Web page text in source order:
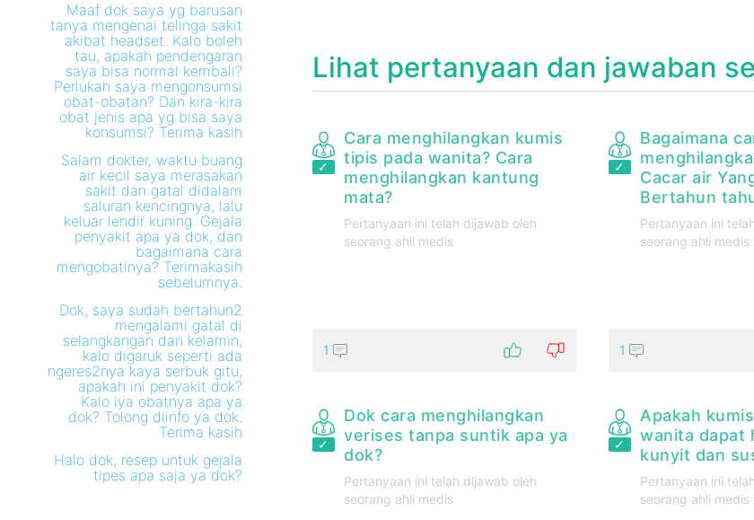
Maaf dok saya yg barusan
tanya mengenai telinga sakit
akibat headset. Kalo boleh
tau, apakah pendengaran
saya bisa normal kembali?
Perlukah saya mengonsumsi
obat-obatan? Dan kira-kira
obat jenis apa yg bisa saya
konsumsi? Terima kasih
Salam dokter, waktu buang
air kecil saya merasakan
sakit dan gatal didalam
saluran kencingnya, lalu
keluar lendir kuning. Gejala
penyakit apa ya dok, dan
bagaimana cara
mengobatinya? Terimakasih
sebelumnya.
Dok, saya sudah bertahun2
mengalami gatal di
selangkangan dan kelamin,
kalo digaruk seperti ada
ngeres2nya kaya serbuk gitu,
apakah ini penyakit dok?
Kalo iya obatnya apa ya
dok? Tolong diinfo ya dok.
Terima kasih
Halo dok, resep untuk gejala
tipes apa saja ya dok?
Lihat pertanyaan dan jawaban
Cara menghilangkan kumis
tipis pada wanita? Cara
menghilangkan kantung
mata?
Pertanyaan ini telah dijawab oleh
seorang ahli medis
1
Bagaimana
Cacar air
Bertahun
Pertanyaan ini
seorang ahli medis
1
Dok cara menghilangkan
verises tanpa suntik apa ya
dok?
Pertanyaan ini telah dijawab oleh
seorang ahli medis
Apakah
wanita dapat
kunyit dan
Pertanyaan ini
seorang ahli medis